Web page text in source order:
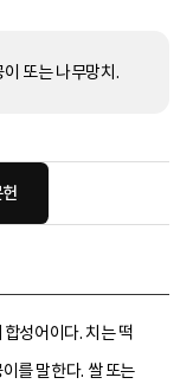
또는 나무망치.
합성어이다. 치는 떡
를 말한다. 쌀 또는